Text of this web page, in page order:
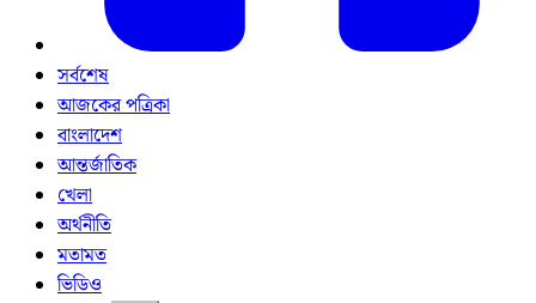
সর্বশেষ
আজকের পত্রিকা
বাংলাদেশ
আন্তর্জাতিক
খেলা
অর্থনীতি
মতামত
ভিডিও